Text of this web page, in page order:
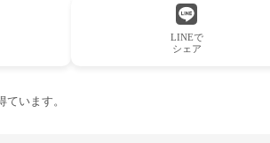
LINEで
シェア
います。